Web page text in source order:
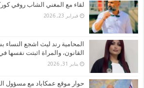
لقاء مع المغني الشاب روفي
فبراير 23, 2026
المحامية رند ليث اشجع النساء
القانون، والمراة اثبتت نفسها
يناير 31, 2026
حوار موقع عمكاباد مع مسؤول